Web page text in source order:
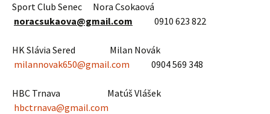
Sport Club Senec Nora Csokaová
noracsukaova@gmail.com
0910 623 822
HK Slávia Sered Milan Novák
milannovak650@gmail.com
0904 569 348
HBC Trnava Matúš Vlášek
hbctrnava@gmail.com